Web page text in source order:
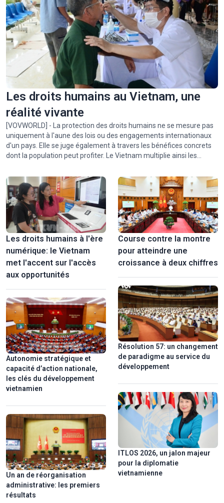
Vinh Long: écrire un nouveau chapitre culturel au cœur du
“royaume de la brique et de la céramique”
Hua Ma, la grotte mystérieuse de Thai Nguyên
«Plume d’acier, cœur de fer» – L’héritage intemporel des
journalistes révolutionnaires vietnamiens
Ngu My Thanh, un marché flottant unique du Centre du
Vietnam
Les droits humains au Vietnam, une
réalité vivante
[VOVWORLD] - La protection des droits humains ne se mesure pas
uniquement à l'aune des lois ou des engagements internationaux
d'un pays. Elle se juge également à travers les bénéfices concrets
dont la population peut profiter. Le Vietnam multiplie ainsi les
population. Dans notre pays, l'être humain est considéré à la fois
comme le centre et le moteur du développement.
Les droits humains à l'ère
numérique: le Vietnam
met l'accent sur l'accès
aux opportunités
Autonomie stratégique et
capacité d’action nationale,
les clés du développement
vietnamien
Un an de réorganisation
administrative: les premiers
résultats
Course contre la montre
pour atteindre une
croissance à deux chiffres
Résolution 57: un changement
de paradigme au service du
développement
ITLOS 2026, un jalon majeur
pour la diplomatie
vietnamienne